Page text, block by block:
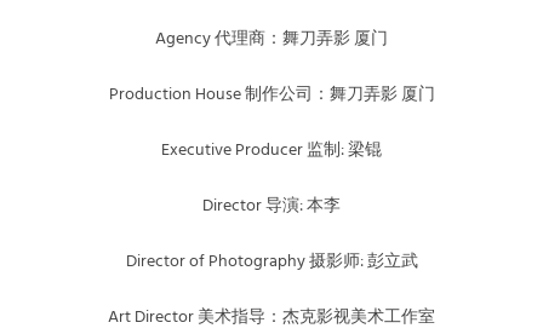
Agency 代理商：舞刀弄影 厦门
Production House 制作公司：舞刀弄影 厦门
Executive Producer 监制: 梁锟
Director 导演: 本李
Director of Photography 摄影师: 彭立武
Art Director 美术指导：杰克影视美术工作室